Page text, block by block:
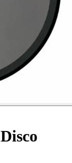
Disco